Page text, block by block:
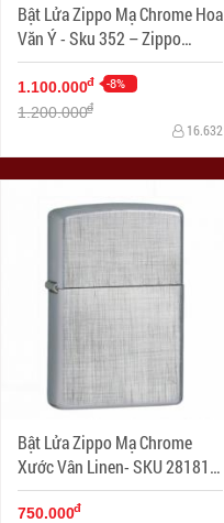
Bật Lửa Zippo Mạ Chrome Hoa
Văn Ý - Sku 352 – Zippo
Venetian Chrome
1.100.000đ -8%
1.200.000đ
16.632
Bật Lửa Zippo Mạ Chrome
Xước Vân Linen- SKU 28181 –
Zippo Linen Weave
750.000đ